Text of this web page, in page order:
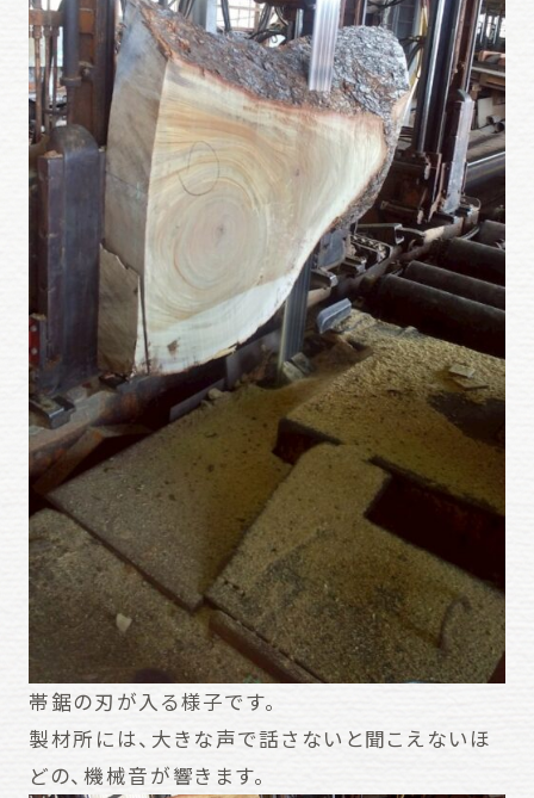
帯鋸の刃が入る様子です。
製材所には、大きな声で話さないと聞こえないほ
どの、機械音が響きます。